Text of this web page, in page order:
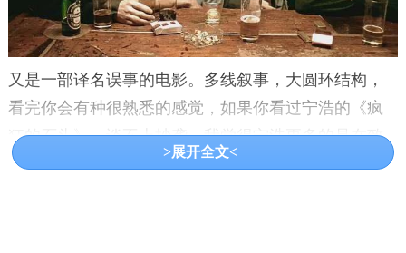
又是一部译名误事的电影。多线叙事，大圆环结构，
看完你会有种很熟悉的感觉，如果你看过宁浩的《疯
狂的石头》。谈不上抄袭，我觉得宁浩更多的是在致
敬，毕竟大烟枪真的把各种元素玩得很溜。又幽默又
>展开全文<